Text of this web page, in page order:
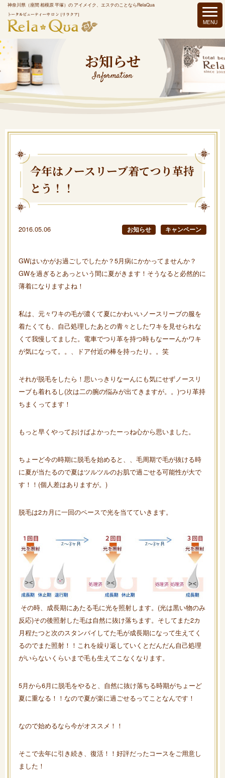
神奈川県（座間 相模原 平塚）の アイメイク、エステのことならRelaQua
お知らせ
Information
今年はノースリーブ着てつり革持
とう！！
2016.05.06 お知らせ キャンペーン
GWはいかがお過ごしでしたか？5月病にかかってませんか？
GWを過ぎるとあっという間に夏がきます！そうなると必然的に
薄着になりますよね！
私は、元々ワキの毛が濃くて夏にかわいいノースリーブの服を
着たくても、自己処理したあとの青々としたワキを見せられな
くて我慢してました。電車でつり革を持つ時もなーーんかワキ
が気になって。。、ドア付近の棒を持ったり。。笑
それが脱毛をしたら！思いっきりなーんにも気にせずノースリ
ーブも着れるし(次は二の腕の悩みが出てきますが。。)つり革持
ちまくってます！
もっと早くやっておけばよかったーっね心から思いました。
ちょーど今の時期に脱毛を始めると、、毛周期で毛が抜ける時
に夏が当たるので夏はツルツルのお肌で過ごせる可能性が大で
す！！(個人差はありますが。)
脱毛は2カ月に一回のペースで光を当てていきます。
その時、成長期にあたる毛に光を照射します。(光は黒い物のみ
反応)その後照射した毛は自然に抜け落ちます。そしてまた2カ
月程たつと次のスタンバイしてた毛が成長期になって生えてく
るのでまた照射！！これを繰り返していくとだんだん自己処理
がいらないくらいまで毛も生えてこなくなります。
5月から6月に脱毛をやると、自然に抜け落ちる時期がちょーど
夏に重なる！！なので夏が楽に過ごせるってことなんです！
なので始めるなら今がオススメ！！
そこで去年に引き続き、復活！！好評だったコースをご用意し
ました！